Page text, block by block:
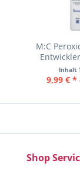
M:C
Inhalt
9,99 € *
Shop